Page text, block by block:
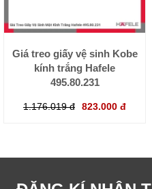
Giá treo giấy vệ sinh Kobe
kính trắng Hafele
495.80.231
1.176.019 đ 823.000 đ